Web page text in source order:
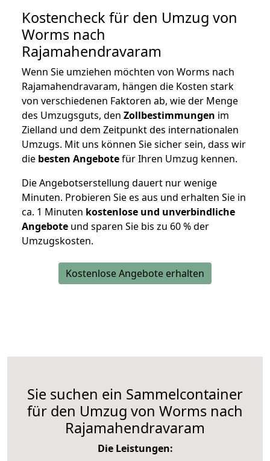
Kostencheck für den Umzug von
Worms nach
Rajamahendravaram
Wenn Sie umziehen möchten von Worms nach
Rajamahendravaram, hängen die Kosten stark
von verschiedenen Faktoren ab, wie der Menge
des Umzugsguts, den Zollbestimmungen im
Zielland und dem Zeitpunkt des internationalen
Umzugs. Mit uns können Sie sicher sein, dass wir
die besten Angebotefür Ihren Umzug kennen.
Die Angebotserstellung dauert nur wenige
Minuten. Probieren Sie es aus und erhalten Sie in
ca. 1 Minuten kostenlose und unverbindliche
Angebote und sparen Sie bis zu 60 % der
Umzugskosten.
Kostenlose Angebote erhalten
Sie suchen ein Sammelcontainer
für den Umzug von Worms nach
Rajamahendravaram
Die Leistungen: